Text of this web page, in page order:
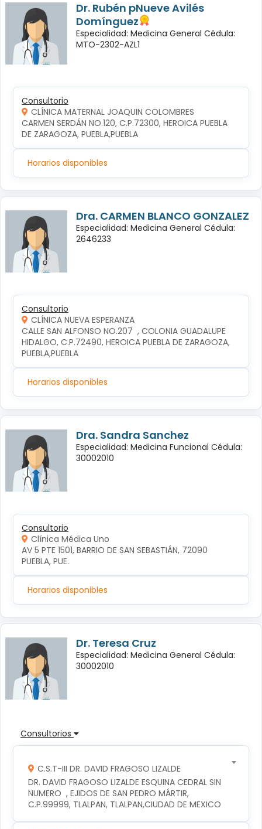
Dr. Rubén pNueve Avilés
Domínguez
Especialidad: Medicina General Cédula:
MTO-2302-AZL1
Consultorio
CLÍNICA MATERNAL JOAQUIN COLOMBRES
CARMEN SERDÁN NO.120, C.P.72300, HEROICA PUEBLA
DE ZARAGOZA, PUEBLA,PUEBLA
Horarios disponibles
Dra. CARMEN BLANCO GONZALEZ
Especialidad: Medicina General Cédula:
2646233
Consultorio
CLÍNICA NUEVA ESPERANZA
CALLE SAN ALFONSO NO.207  , COLONIA GUADALUPE
HIDALGO, C.P.72490, HEROICA PUEBLA DE ZARAGOZA,
PUEBLA,PUEBLA
Horarios disponibles
Dra. Sandra Sanchez
Especialidad: Medicina Funcional Cédula:
30002010
Consultorio
Clínica Médica Uno
AV 5 PTE 1501, BARRIO DE SAN SEBASTIÁN, 72090
PUEBLA, PUE.
Horarios disponibles
Dr. Teresa Cruz
Especialidad: Medicina General Cédula:
30002010
Consultorios
C.S.T-III DR. DAVID FRAGOSO LIZALDE
DR. DAVID FRAGOSO LIZALDE ESQUINA CEDRAL SIN
NUMERO  , EJIDOS DE SAN PEDRO MÁRTIR,
C.P.99999, TLALPAN, TLALPAN,CIUDAD DE MEXICO